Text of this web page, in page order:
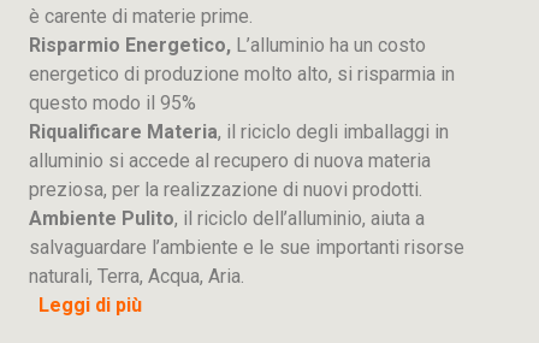
è carente di materie prime.
Risparmio Energetico, L’alluminio ha un costo
energetico di produzione molto alto, si risparmia in
questo modo il 95%
Riqualificare Materia, il riciclo degli imballaggi in
alluminio si accede al recupero di nuova materia
preziosa, per la realizzazione di nuovi prodotti.
Ambiente Pulito, il riciclo dell’alluminio, aiuta a
salvaguardare l’ambiente e le sue importanti risorse
naturali, Terra, Acqua, Aria.
Leggi di più